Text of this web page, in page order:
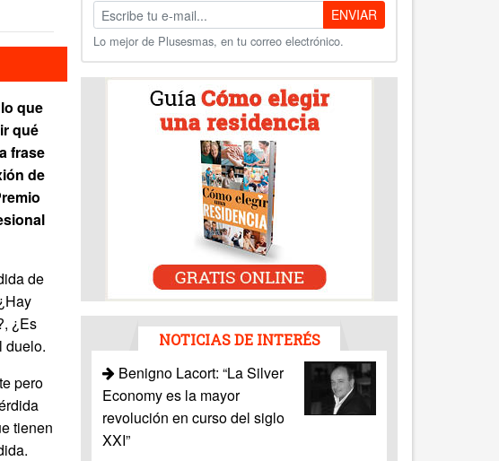
que
qué
frase
de
de
¿Es
duelo.
pero
tienen
ENVIAR
Lo mejor de Plusesmas, en tu correo electrónico.
NOTICIAS DE INTERÉS
Benigno Lacort: “La Silver
Economy es la mayor
revolución en curso del siglo
XXI”